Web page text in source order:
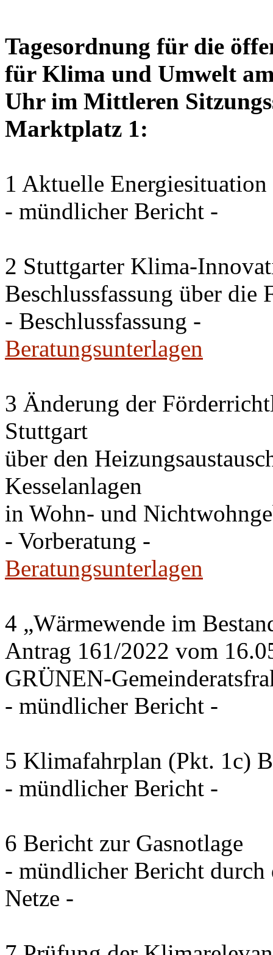
Tagesordnung für die
für Klima und Umwelt
Uhr im Mittleren
Marktplatz 1:
1 Aktuelle Energiesituation
- mündlicher Bericht -
2 Stuttgarter Klima-
Beschlussfassung über die
- Beschlussfassung -
Beratungsunterlagen
3 Änderung der
Stuttgart
über den
Kesselanlagen
in Wohn- und
- Vorberatung -
Beratungsunterlagen
4 „Wärmewende im
Antrag 161/2022 vom
GRÜNEN-
- mündlicher Bericht -
5 Klimafahrplan (Pkt. 1c)
- mündlicher Bericht -
6 Bericht zur Gasnotlage
- mündlicher Bericht
Netze -